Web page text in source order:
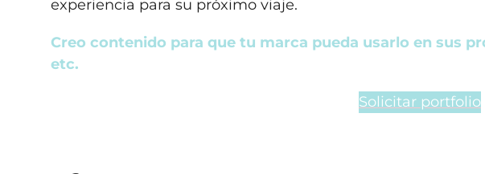
experiencia para su próximo viaje.
Creo contenido para que tu marca pueda usarlo en sus
etc.
Solicitar portfolio